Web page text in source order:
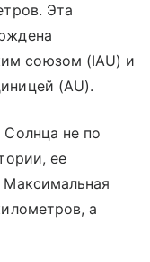
Эта
союзом (IAU) и
(AU).
Солнца не по
ее
Максимальная
а